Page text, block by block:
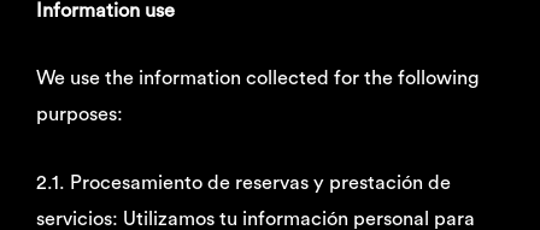
Information use
We use the information collected for the following
purposes:
2.1. Procesamiento de reservas y prestación de
servicios: Utilizamos tu información personal para